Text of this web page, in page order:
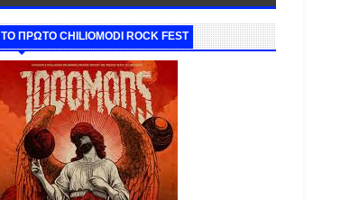
ΤΟ ΠΡΩΤΟ CHILIOMODI ROCK FEST